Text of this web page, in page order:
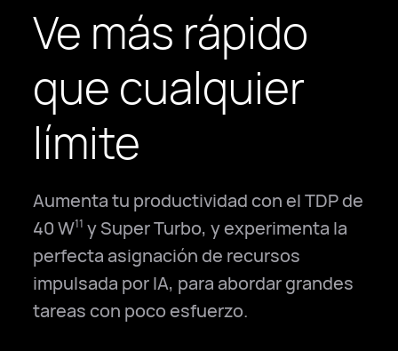
Ve más rápido
que cualquier
límite
Aumenta tu productividad con el TDP de
40 W⁠11 y Super Turbo, y experimenta la
perfecta asignación de recursos
impulsada por IA, para abordar grandes
tareas con poco esfuerzo.
2
3
4
6
7
8
0
1
3
4
5
0
1
2
3